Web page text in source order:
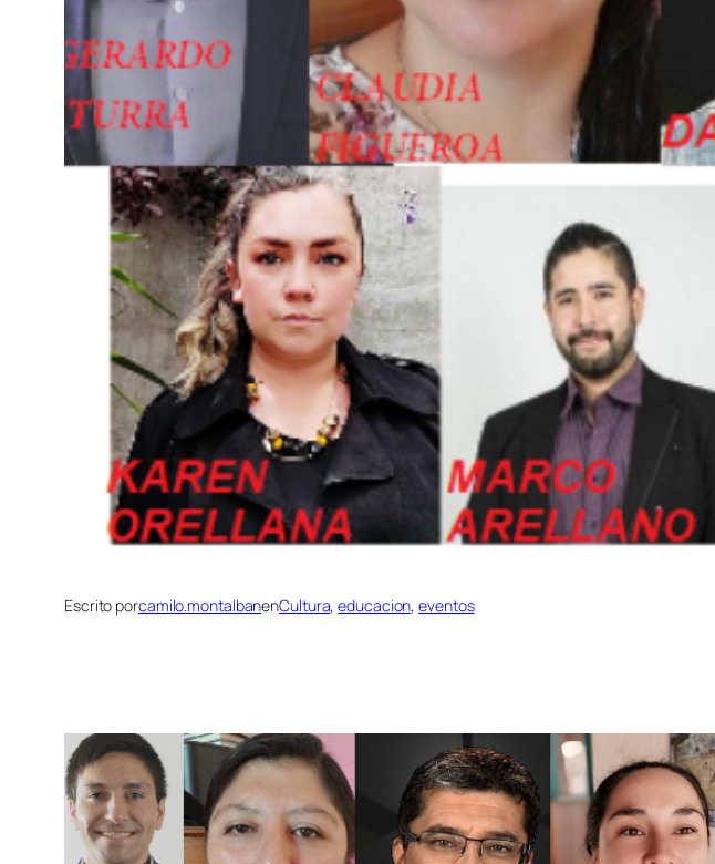
Escrito porcamilo.montalbanenCultura, educacion, eventos